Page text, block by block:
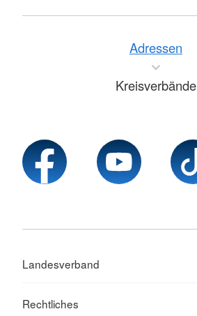
Adressen
Kreisverbände
Landesverband
Rechtliches